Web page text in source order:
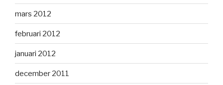
mars 2012
februari 2012
januari 2012
december 2011